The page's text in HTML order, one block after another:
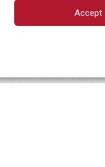
Accept